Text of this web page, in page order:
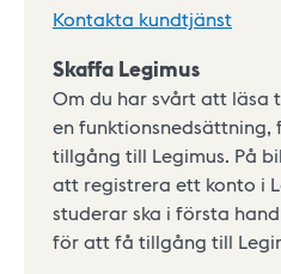
Kontakta kundtjänst
Skaffa Legimus
Om du har svårt att läsa
en funktionsnedsättning,
tillgång till Legimus. På
att registrera ett konto i
studerar ska i första
för att få tillgång till